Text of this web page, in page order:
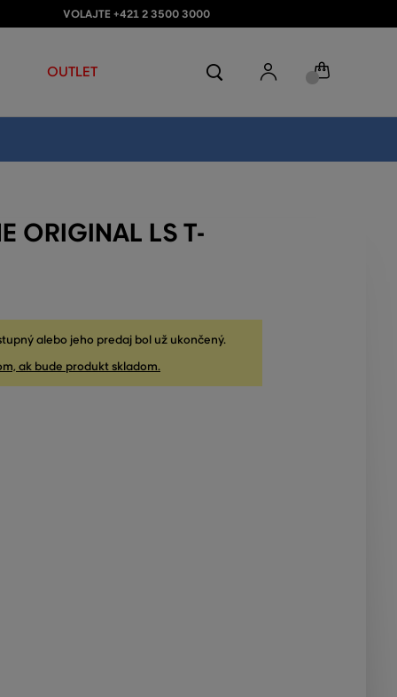
VOLAJTE +421 2 3500 3000
OUTLET
ORIGINAL LS T-
alebo jeho predaj bol už ukončený.
ak bude produkt skladom.